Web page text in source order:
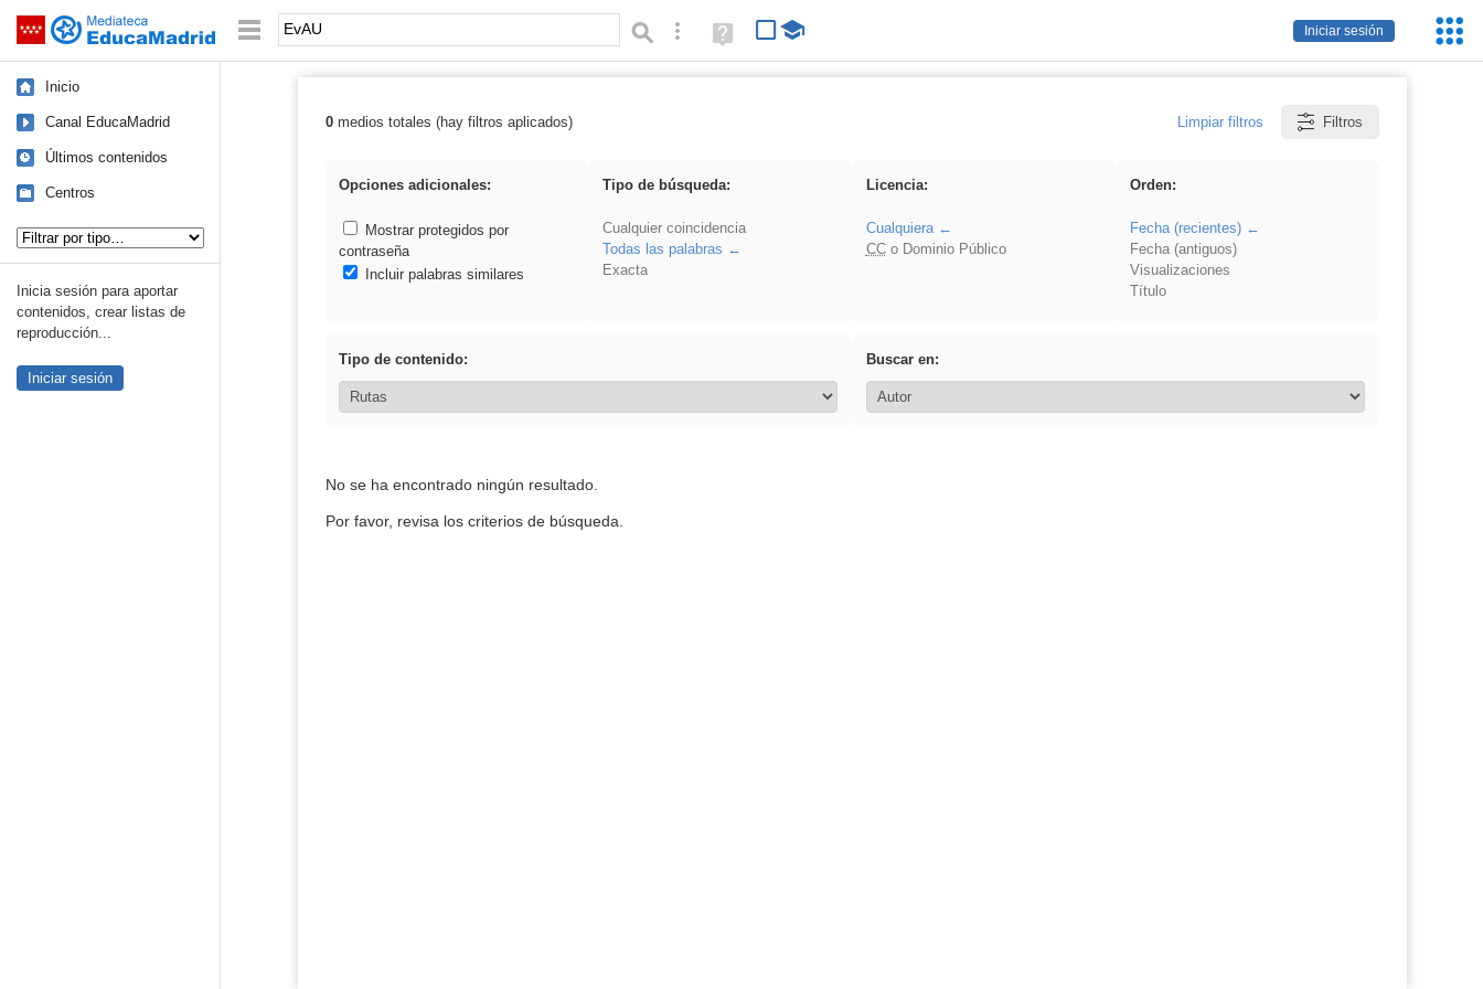
Saltar navegación
Iniciar sesión
Palabra o frase: Búsqueda avanzada
Ayuda
(en
Inicio
Canal EducaMadrid
Últimos contenidos
Centros
Inicia sesión para aportar
contenidos, crear listas de
reproducción...
Iniciar sesión
Resultados de: EvAU
0medios totales (hay filtros aplicados) Limpiar filtros Filtros
Opciones adicionales:
Mostrar protegidos por
contraseña
Incluir palabras similares
Tipo de búsqueda:
Cualquier coincidencia
Todas las palabras
Exacta
Licencia:
Cualquiera
CCo Dominio Público
Orden:
Fecha (recientes)
Fecha (antiguos)
Visualizaciones
Título
Tipo de contenido: Buscar en:
No se ha encontrado ningún resultado.
Por favor, revisa los criterios de búsqueda.